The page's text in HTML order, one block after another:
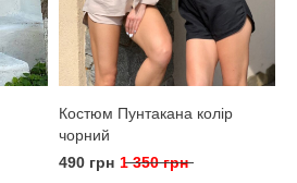
Костюм Пунтакана колір
чорний
490 грн 1 350 грн